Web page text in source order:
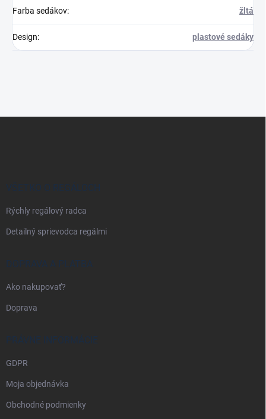
Farba sedákov: žltá
Design: plastové sedáky
VŠETKO O REGÁLOCH
Rýchly regálový radca
Detailný sprievodca regálmi
DOPRAVA A PLATBA
Ako nakupovať?
Doprava
PRÁVNE INFORMÁCIE
GDPR
Moja objednávka
Obchodné podmienky